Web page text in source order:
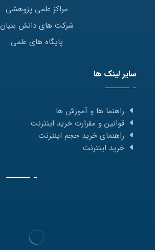
مراکز علمی پژوهشی
شرکت های دانش بنیان
پایگاه های علمی
سایر لینک ها
راهنما ها و آموزش ها
قوانین و مقرارت خرید اینترنت
راهنمای خرید حجم اینترنت
خرید اینترنت